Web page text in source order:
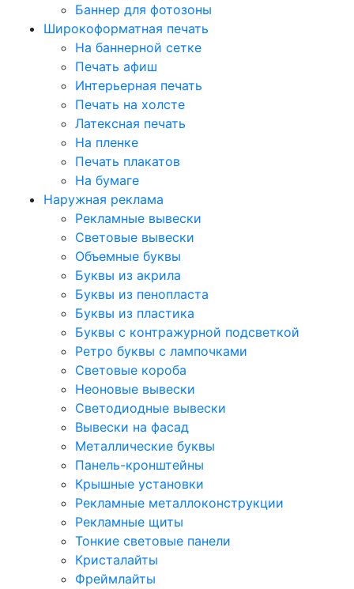
Баннер для фотозоны
Широкоформатная печать
На баннерной сетке
Печать афиш
Интерьерная печать
Печать на холсте
Латексная печать
На пленке
Печать плакатов
На бумаге
Наружная реклама
Рекламные вывески
Световые вывески
Объемные буквы
Буквы из акрила
Буквы из пенопласта
Буквы из пластика
Буквы с контражурной подсветкой
Ретро буквы с лампочками
Световые короба
Неоновые вывески
Светодиодные вывески
Вывески на фасад
Металлические буквы
Панель-кронштейны
Крышные установки
Рекламные металлоконструкции
Рекламные щиты
Тонкие световые панели
Кристалайты
Фреймлайты